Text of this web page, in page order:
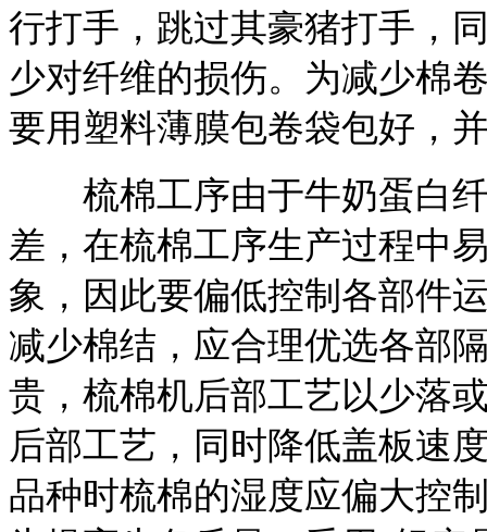
行打手，跳过其豪猪打手，
少对纤维的损伤。为减少棉
要用塑料薄膜包卷袋包好，
梳棉工序由于牛奶蛋白纤
差，在梳棉工序生产过程中
象，因此要偏低控制各部件
减少棉结，应合理优选各部
贵，梳棉机后部工艺以少落
后部工艺，同时降低盖板速
品种时梳棉的湿度应偏大控